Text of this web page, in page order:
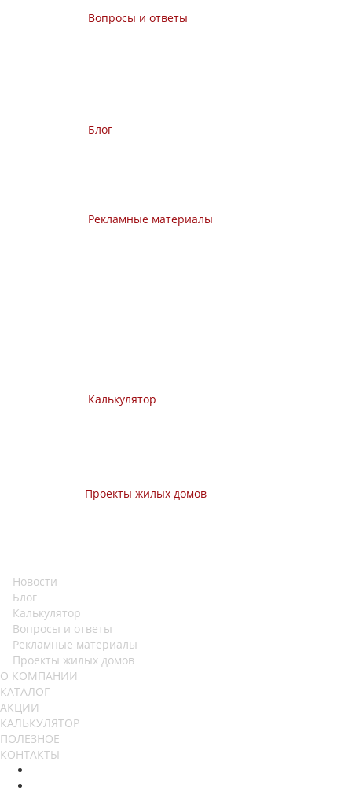
Вопросы и ответы
Блог
Рекламные материалы
Калькулятор
Проекты жилых домов
Новости
Блог
Калькулятор
Вопросы и ответы
Рекламные материалы
Проекты жилых домов
О КОМПАНИИ
КАТАЛОГ
АКЦИИ
КАЛЬКУЛЯТОР
ПОЛЕЗНОЕ
КОНТАКТЫ